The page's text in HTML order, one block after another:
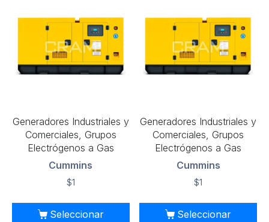
Generadores Industriales y
Comerciales, Grupos
Electrógenos a Gas
Cummins
$1
Seleccionar
Generadores Industriales y
Comerciales, Grupos
Electrógenos a Gas
Cummins
$1
Seleccionar